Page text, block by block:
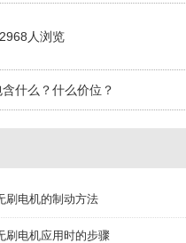
2968人浏览
什么？什么价位？
刷电机的制动方法
刷电机应用时的步骤